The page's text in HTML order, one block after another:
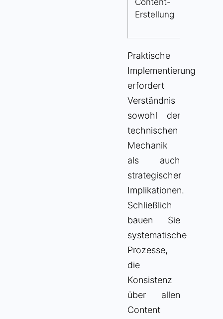
Erstellung
Praktische
Implementierung
erfordert
Verständnis
sowohl der
technischen
Mechanik
als auch
strategischer
Implikationen.
Schließlich
bauen Sie
systematische
Prozesse,
die
Konsistenz
über allen
Content